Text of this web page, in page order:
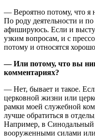
— Вероятно потому, что я
По роду деятельности и
афишируюсь. Если и
узким вопросам, и с
потому и относятся
— Или потому, что вы
комментариях?
— Нет, бывает и такое.
церковной жизни или
рамки моей служебной
лучше обратиться в
Например, в Синодальный
вооруженными силами